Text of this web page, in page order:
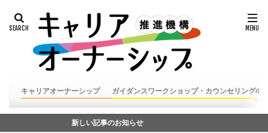
キャリアオーナーシップ ガイダンスワークショップ・カウンセリングの
新しい記事のお知らせ